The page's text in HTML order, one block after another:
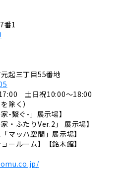
1
三丁目55番地
土日祝10:00〜18:00
く）
-繋ぐ-」展示場】
たりVer.2」 展示場】
空間」展示場】
ム】【銘木館】